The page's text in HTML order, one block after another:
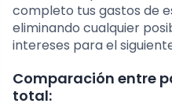
completo tus gastos de
eliminando cualquier
intereses para el
Comparación entre
total: